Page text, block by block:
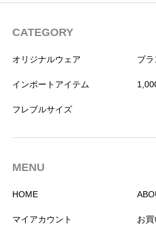
で
た。
¥4,675
す。
CATEGORY
オリジナルウェア ブ
インポートアイテム
フレブルサイズ
MENU
HOME
マイアカウント お